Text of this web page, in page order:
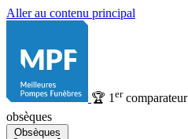
Aller au contenu principal
🏆 1 ercomparateur
obsèques
Obsèques